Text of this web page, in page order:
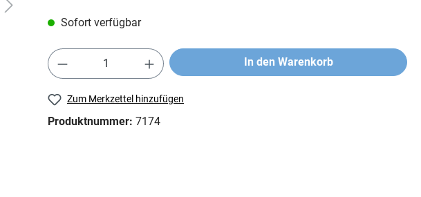
Sofort verfügbar
In den Warenkorb
Zum Merkzettel hinzufügen
Produktnummer: 7174